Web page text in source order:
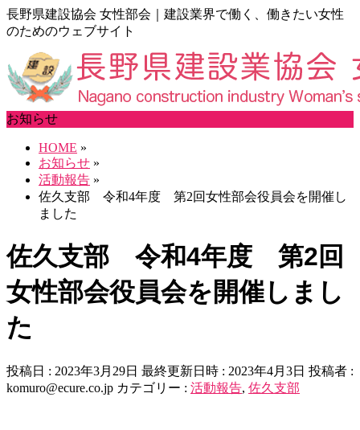
長野県建設協会 女性部会｜建設業界で働く、働きたい女性
のためのウェブサイト
お知らせ
HOME »
お知らせ »
活動報告 »
佐久支部 令和4年度 第2回女性部会役員会を開催し
ました
佐久支部 令和4年度 第2回
女性部会役員会を開催しまし
た
投稿日 : 2023年3月29日 最終更新日時 : 2023年4月3日 投稿者 :
komuro@ecure.co.jp カテゴリー : 活動報告, 佐久支部